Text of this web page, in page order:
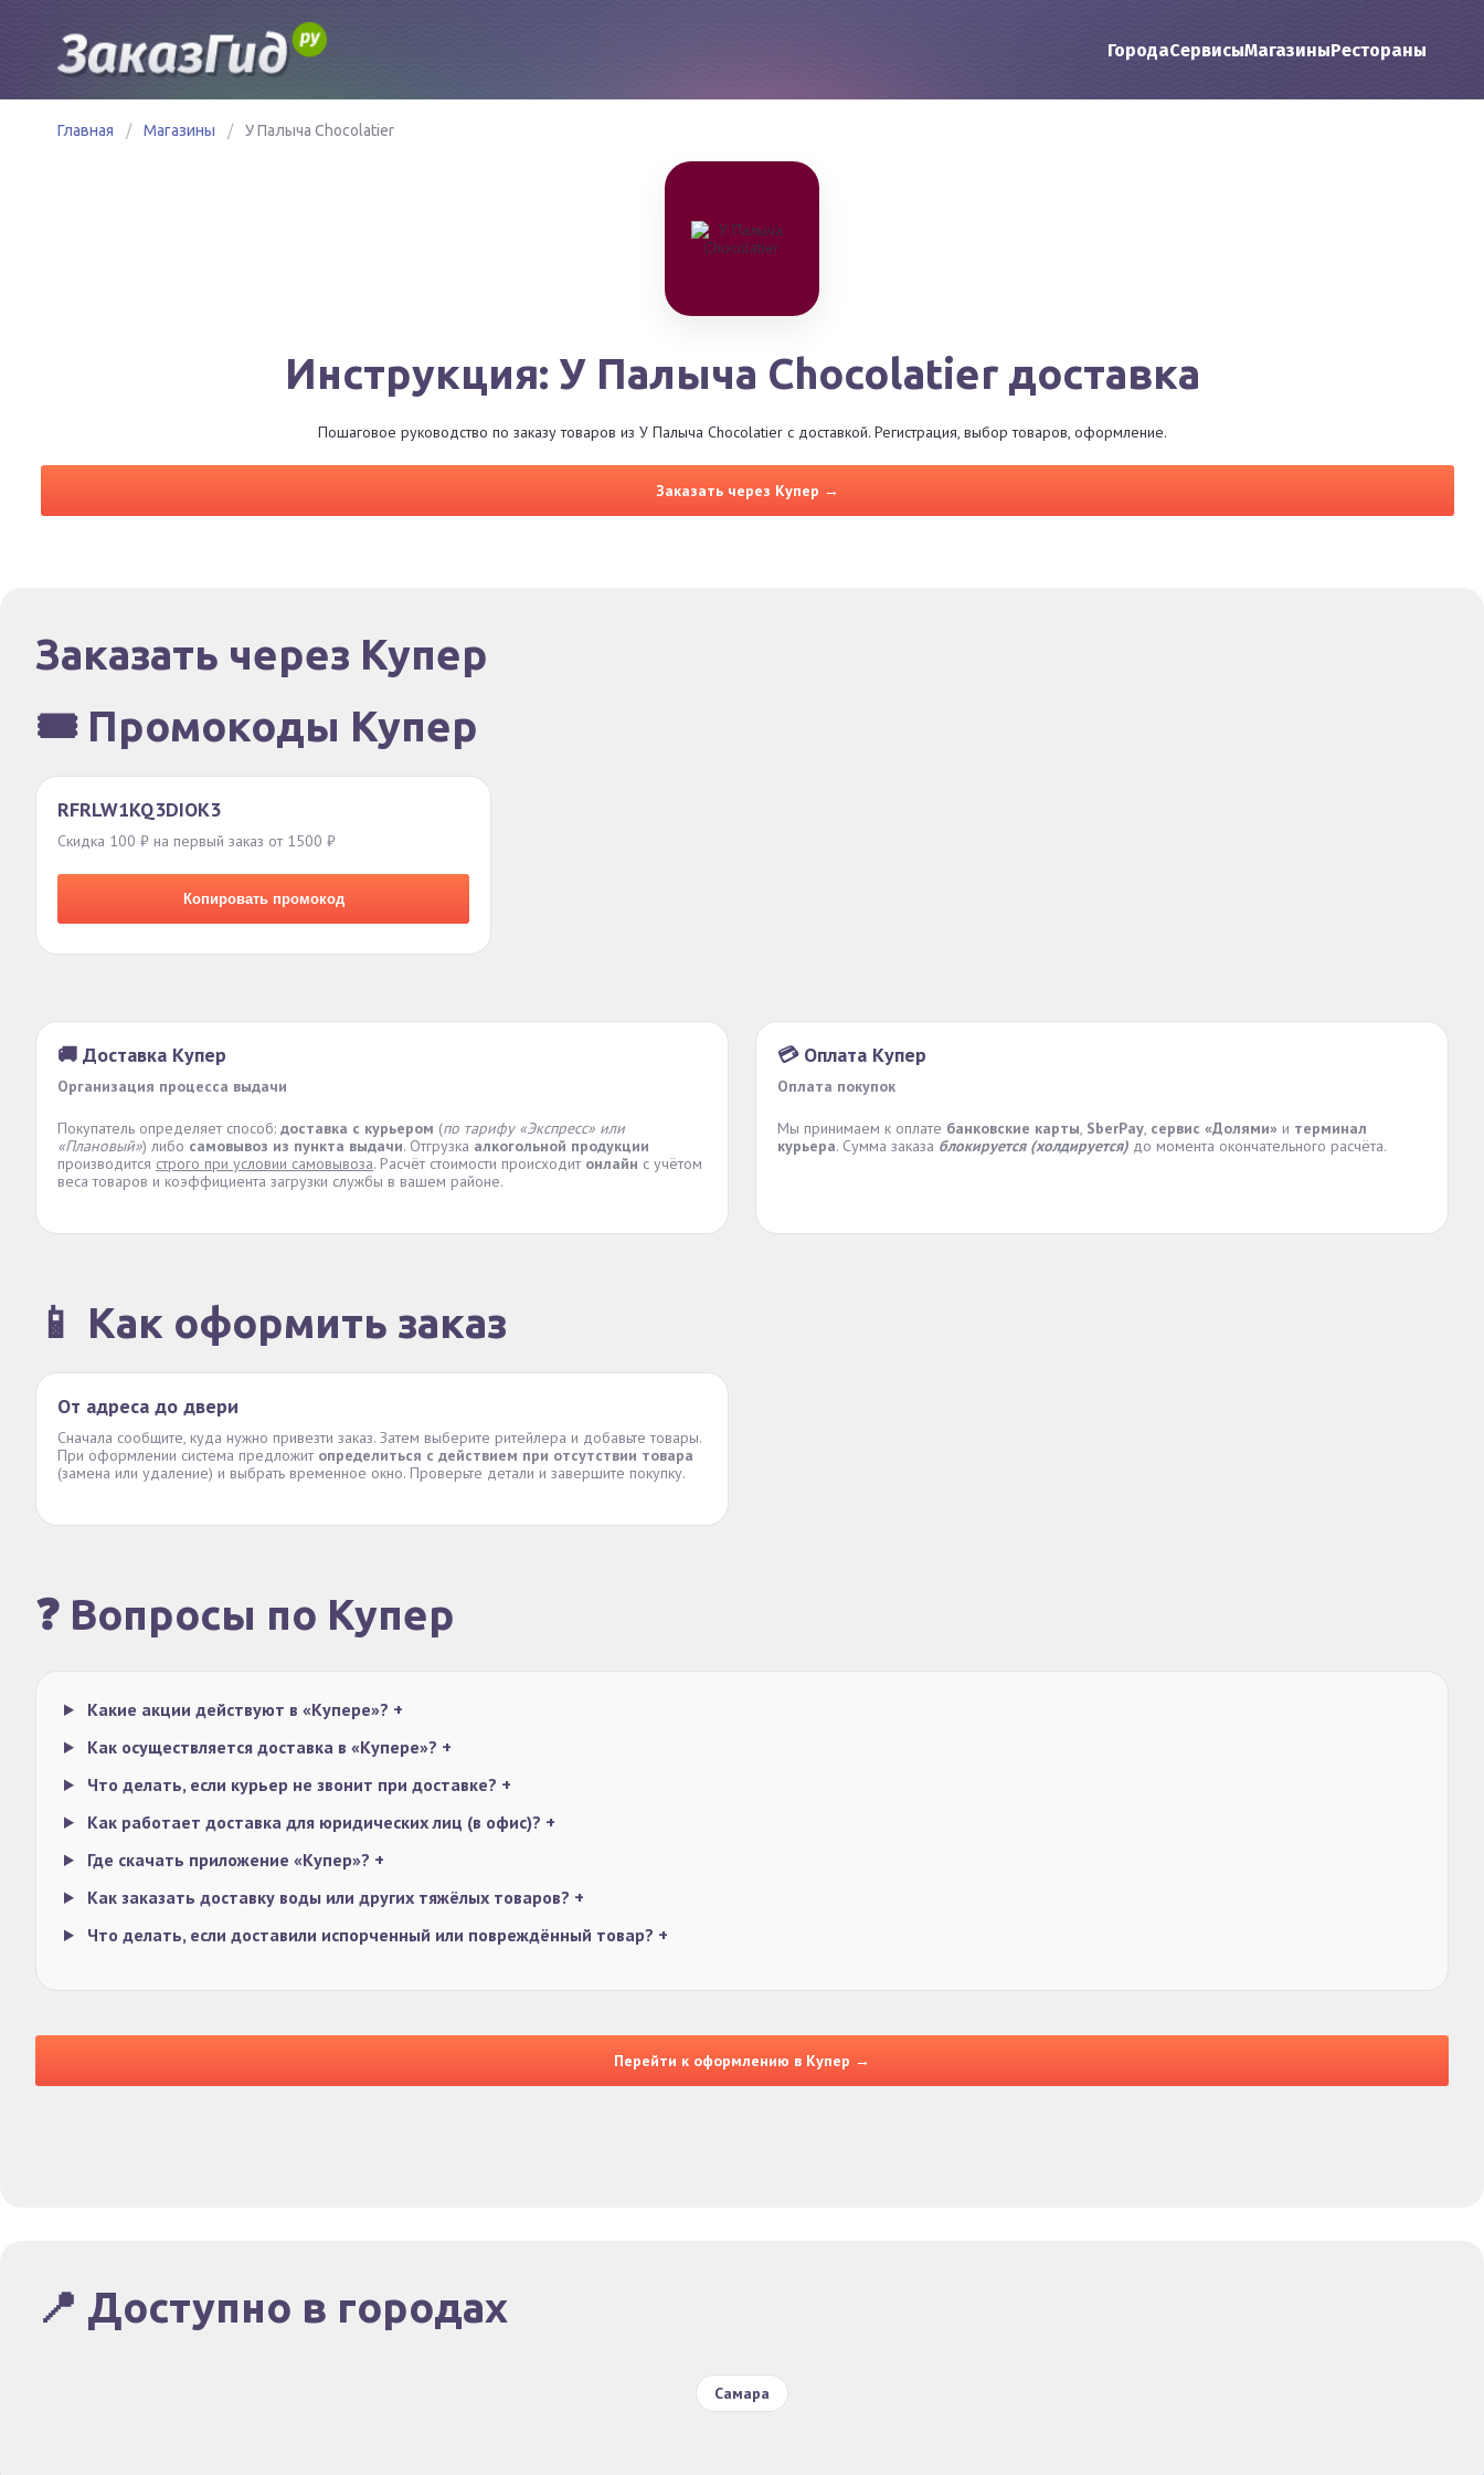
ГородаСервисыМагазиныРестораны
Главная / Магазины / У Палыча Chocolatier
Инструкция: У Палыча Chocolatier доставка
Пошаговое руководство по заказу товаров из У Палыча Chocolatier с доставкой. Регистрация, выбор товаров, оформление.
Заказать через Купер →
Заказать через Купер
🎟️ Промокоды Купер
RFRLW1KQ3DIOK3
Скидка 100 ₽ на первый заказ от 1500 ₽
Копировать промокод
🚚 Доставка Купер
Организация процесса выдачи
Покупатель определяет способ: доставка с курьером (по тарифу «Экспресс» или
«Плановый») либо самовывоз из пункта выдачи. Отгрузка алкогольной продукции
производится строго при условии самовывоза. Расчёт стоимости происходит онлайн с учётом
веса товаров и коэффициента загрузки службы в вашем районе.
💳 Оплата Купер
Оплата покупок
Мы принимаем к оплате банковские карты, SberPay, сервис «Долями» и терминал
курьера. Сумма заказа блокируется (холдируется) до момента окончательного расчёта.
📱 Как оформить заказ
От адреса до двери
Сначала сообщите, куда нужно привезти заказ. Затем выберите ритейлера и добавьте товары.
При оформлении система предложит определиться с действием при отсутствии товара
(замена или удаление) и выбрать временное окно. Проверьте детали и завершите покупку.
❓ Вопросы по Купер
Какие акции действуют в «Купере»? +
Как осуществляется доставка в «Купере»? +
Что делать, если курьер не звонит при доставке? +
Как работает доставка для юридических лиц (в офис)? +
Где скачать приложение «Купер»? +
Как заказать доставку воды или других тяжёлых товаров? +
Что делать, если доставили испорченный или повреждённый товар? +
Перейти к оформлению в Купер →
📍 Доступно в городах
Самара